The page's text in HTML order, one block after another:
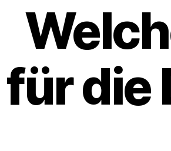
für die